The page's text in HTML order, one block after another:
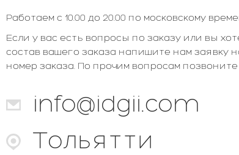
Работаем с 10.00 до 20.00 по московскому
Если у вас есть вопросы по заказу или вы
состав вашего заказа напишите нам заявку
номер заказа. По прочим вопросам
info@idgii.com
Тольятти